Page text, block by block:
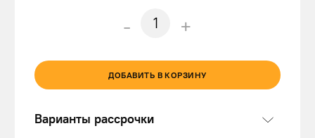
- +
ДОБАВИТЬ В КОРЗИНУ
Варианты рассрочки